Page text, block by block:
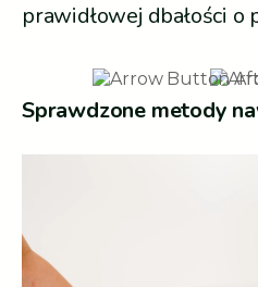
prawidłowej dbałości o
Sprawdzone metody